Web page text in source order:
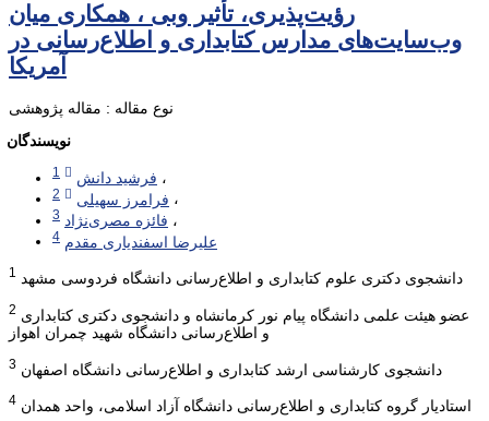
رؤیت‌پذیری، تأثیر وبی ، همکاری میان
وب‌سایت‌های مدارس کتابداری و اطلاع‌رسانی در
آمریکا
نوع مقاله : مقاله پژوهشی
نویسندگان
فرشید دانش 1
فرامرز سهیلی 2
فائزه مصری‌نژاد 3
علیرضا اسفندیاری مقدم 4
1 دانشجوی دکتری علوم کتابداری و اطلاع‌رسانی دانشگاه فردوسی مشهد
2
و اطلاع‌رسانی دانشگاه شهید چمران اهواز
3 دانشجوی کارشناسی ارشد کتابداری و اطلاع‌رسانی دانشگاه اصفهان
4 استادیار گروه کتابداری و اطلاع‌رسانی دانشگاه آزاد اسلامی، واحد همدان